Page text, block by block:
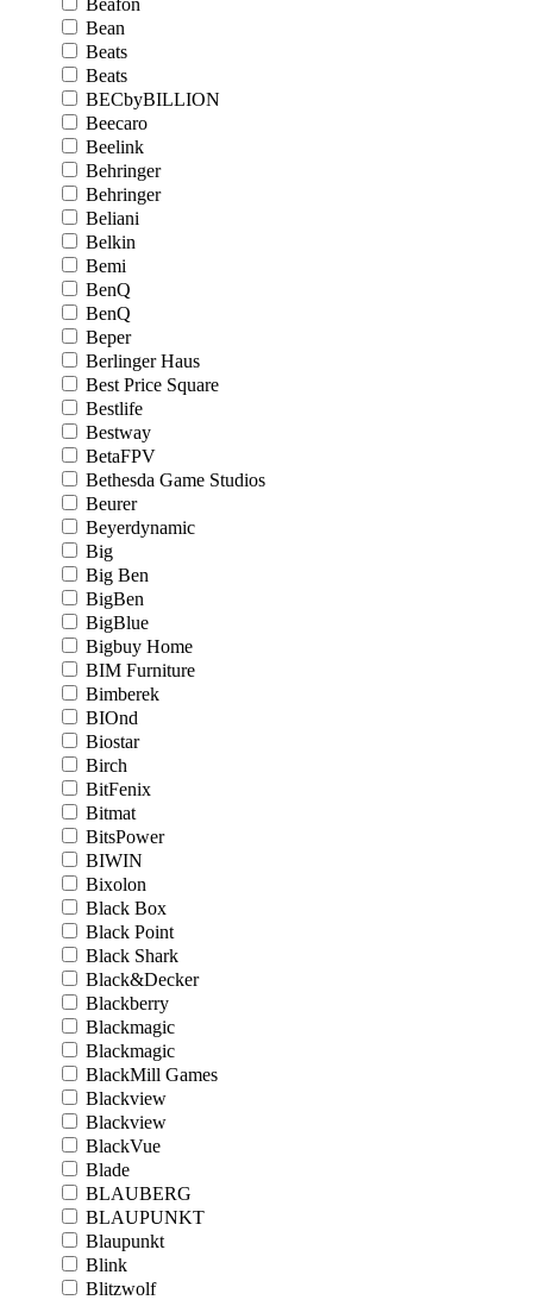
Beafon
Bean
Beats
Beats
BECbyBILLION
Beecaro
Beelink
Behringer
Behringer
Beliani
Belkin
Bemi
BenQ
BenQ
Beper
Berlinger Haus
Best Price Square
Bestlife
Bestway
BetaFPV
Bethesda Game Studios
Beurer
Beyerdynamic
Big
Big Ben
BigBen
BigBlue
Bigbuy Home
BIM Furniture
Bimberek
BIOnd
Biostar
Birch
BitFenix
Bitmat
BitsPower
BIWIN
Bixolon
Black Box
Black Point
Black Shark
Black&Decker
Blackberry
Blackmagic
Blackmagic
BlackMill Games
Blackview
Blackview
BlackVue
Blade
BLAUBERG
BLAUPUNKT
Blaupunkt
Blink
Blitzwolf